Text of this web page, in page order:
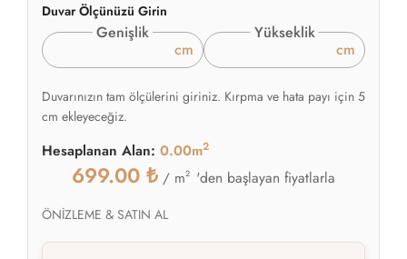
Duvar Ölçünüzü Girin
Genişlik
cm
Yükseklik
cm
Duvarınızın tam ölçülerini giriniz. Kırpma ve hata payı için 5
cm ekleyeceğiz.
Hesaplanan Alan: 0.00m2
699.00 ₺ / m2 'den başlayan fiyatlarla
ÖNİZLEME & SATIN AL